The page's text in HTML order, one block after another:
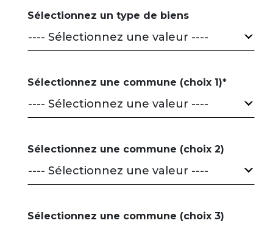
Sélectionnez un type de biens
---- Sélectionnez une valeur ----
Sélectionnez une commune (choix 1)*
---- Sélectionnez une valeur ----
Sélectionnez une commune (choix 2)
---- Sélectionnez une valeur ----
Sélectionnez une commune (choix 3)